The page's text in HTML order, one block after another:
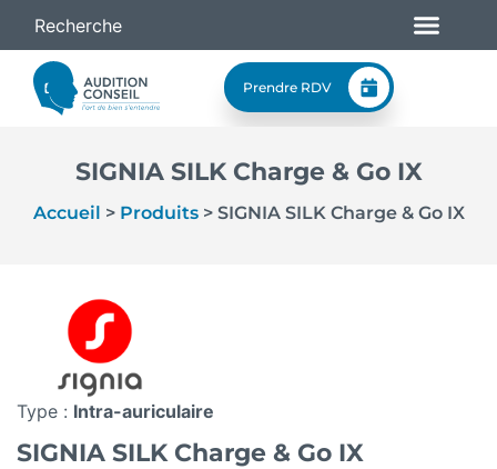
Prendre RDV
SIGNIA SILK Charge & Go IX
Accueil > Produits> SIGNIA SILK Charge & Go IX
Type : Intra-auriculaire
SIGNIA SILK Charge & Go IX